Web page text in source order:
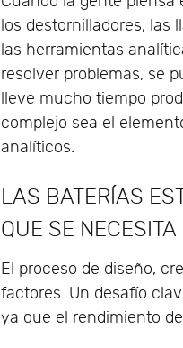
los destornilladores,
las herramientas
resolver problemas, se
lleve mucho tiempo
complejo sea el
analíticos.
LAS BATERÍAS
QUE SE
El proceso de diseño,
factores. Un desafío
ya que el rendimiento